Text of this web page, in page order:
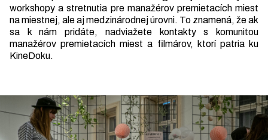
workshopy a stretnutia pre manažérov premietacích miest
na miestnej, ale aj medzinárodnej úrovni. To znamená, že ak
sa k nám pridáte, nadviažete kontakty s komunitou
manažérov premietacích miest a filmárov, ktorí patria ku
KineDoku.